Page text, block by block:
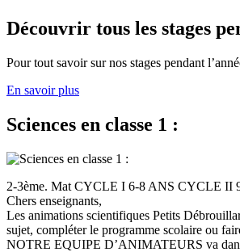
Découvrir tous les stages
Pour tout savoir sur nos stages pendant
En savoir plus
Sciences en classe 1 :
2-3ème. Mat CYCLE I 6-8 ANS CYCLE II
Chers enseignants,
Les animations scientifiques Petits
sujet, compléter le programme scolaire ou
NOTRE EQUIPE D’ANIMATEURS va